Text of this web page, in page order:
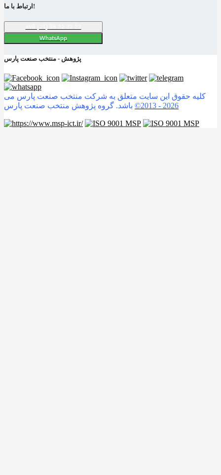
ارتباط با ما!
WhatsApp
پژوهش - منتخب صنعت پارس
کلیه حقوق این سایت متعلق به شرکت منتخب صنعت پارس می
©2013 - 2026